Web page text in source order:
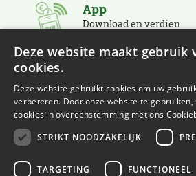
App
Download en verdien
Schrijf je in en blijf op de
Lees meer
Deze website maakt gebruik
cookies.
Deze website gebruikt cookies om uw
verbeteren. Door onze website te
cookies in overeenstemming met ons
STRIKT NOODZAKELIJK
TARGETING FUNCTIONEEL